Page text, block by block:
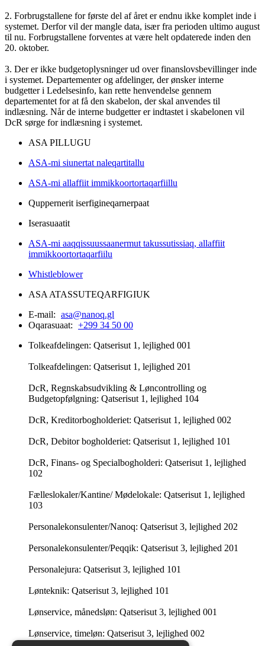
2. Forbrugstallene for første del af året er endnu ikke komplet inde i
systemet. Derfor vil der mangle data, især fra perioden ultimo august
til nu. Forbrugstallene forventes at være helt opdaterede inden den
20. oktober.
3. Der er ikke budgetoplysninger ud over finanslovsbevillinger inde
i systemet. Departementer og afdelinger, der ønsker interne
budgetter i Ledelsesinfo, kan rette henvendelse gennem
departementet for at få den skabelon, der skal anvendes til
indlæsning. Når de interne budgetter er indtastet i skabelonen vil
DcR sørge for indlæsning i systemet.
ASA PILLUGU
ASA-mi siunertat naleqartitallu
ASA-mi allaffiit immikkoortortaqarfiillu
Quppernerit iserfigineqarnerpaat
Iserasuaatit
ASA-mi aaqqissuussaanermut takussutissiaq, allaffiit
immikkoortortaqarfiilu
Whistleblower
ASA ATASSUTEQARFIGIUK
E-mail: asa@nanoq.gl
Oqarasuaat: +299 34 50 00
Tolkeafdelingen: Qatserisut 1, lejlighed 001
Tolkeafdelingen: Qatserisut 1, lejlighed 201
DcR, Regnskabsudvikling & Løncontrolling og
Budgetopfølgning: Qatserisut 1, lejlighed 104
DcR, Kreditorbogholderiet: Qatserisut 1, lejlighed 002
DcR, Debitor bogholderiet: Qatserisut 1, lejlighed 101
DcR, Finans- og Specialbogholderi: Qatserisut 1, lejlighed
102
Fælleslokaler/Kantine/ Mødelokale: Qatserisut 1, lejlighed
103
Personalekonsulenter/Nanoq: Qatserisut 3, lejlighed 202
Personalekonsulenter/Peqqik: Qatserisut 3, lejlighed 201
Personalejura: Qatserisut 3, lejlighed 101
Lønteknik: Qatserisut 3, lejlighed 101
Lønservice, månedsløn: Qatserisut 3, lejlighed 001
Lønservice, timeløn: Qatserisut 3, lejlighed 002